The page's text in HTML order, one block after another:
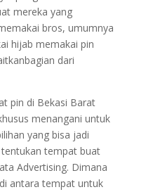
mereka yang
bros, umumnya
hijab memakai pin
dari
pin di Bekasi Barat
menangani untuk
yang bisa jadi
tempat buat
Advertising. Dimana
antara tempat untuk